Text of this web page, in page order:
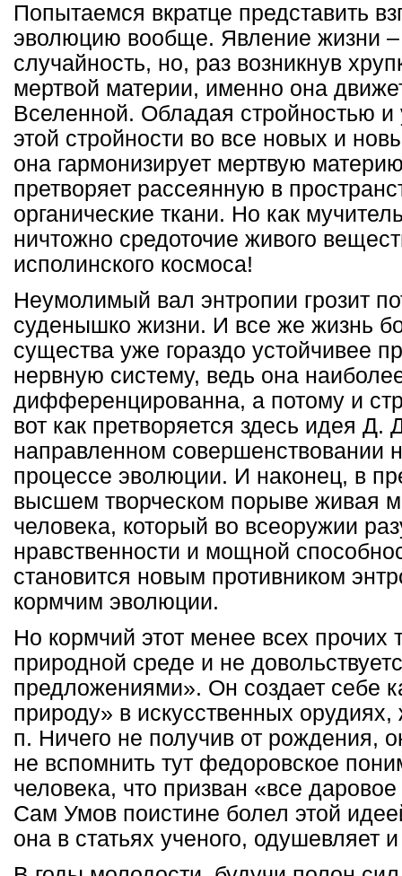
Попытаемся вкратце представить
эволюцию вообще. Явление жизни –
случайность, но, раз возникнув
мертвой материи, именно она
Вселенной. Обладая стройностью и
этой стройности во все новых и
она гармонизирует мертвую
претворяет рассеянную в
органические ткани. Но как
ничтожно средоточие живого
исполинского космоса!
Неумолимый вал энтропии грозит
суденышко жизни. И все же жизнь
существа уже гораздо устойчивее
нервную систему, ведь она
дифференцированна, а потому и
вот как претворяется здесь идея
направленном совершенствовании
процессе эволюции. И наконец, в
высшем творческом порыве живая
человека, который во всеоружии
нравственности и мощной
становится новым противником
кормчим эволюции.
Но кормчий этот менее всех прочих
природной среде и не
предложениями». Он создает себе
природу» в искусственных
п. Ничего не получив от рождения,
не вспомнить тут федоровское
человека, что призван «все
Сам Умов поистине болел этой
она в статьях ученого, одушевляет